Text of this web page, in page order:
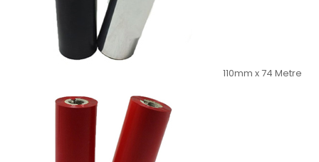
110mm x 74 Metre